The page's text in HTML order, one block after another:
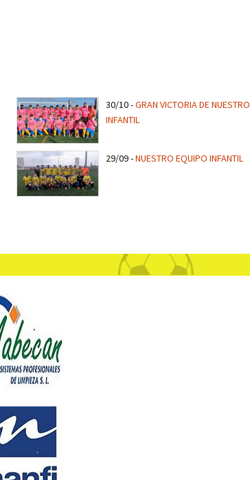
30/10-GRAN VICTORIA DE NUESTRO
INFANTIL
29/09-NUESTRO EQUIPO INFANTIL